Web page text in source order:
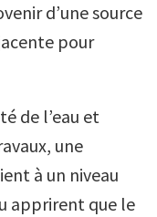
d’une source
pour
de l’eau et
une
à un niveau
apprirent que le